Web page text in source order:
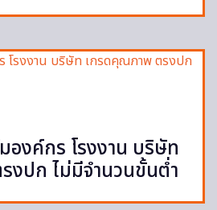
งค์กร โรงงาน บริษัท
งปก ไม่มีจำนวนขั้นต่ำ